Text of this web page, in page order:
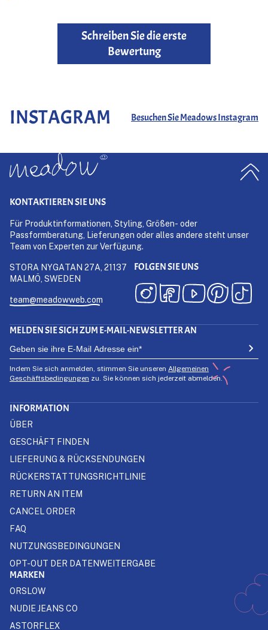
Schreiben Sie die erste
Bewertung
INSTAGRAM Besuchen Sie Meadows Instagram
KONTAKTIEREN SIE UNS
Für Produktinformationen, Styling, Größen- oder
Passformberatung, Lieferungen oder alles andere steht unser
Team von Experten zur Verfügung.
STORA NYGATAN 27A, 21137
MALMÖ, SWEDEN
team@meadowweb.com
FOLGEN SIE UNS
MELDEN SIE SICH ZUM E-MAIL-NEWSLETTER AN
Indem Sie sich anmelden, stimmen Sie unseren Allgemeinen
Geschäftsbedingungen zu. Sie können sich jederzeit abmelden.
INFORMATION
ÜBER
GESCHÄFT FINDEN
LIEFERUNG & RÜCKSENDUNGEN
RÜCKERSTATTUNGSRICHTLINIE
RETURN AN ITEM
CANCEL ORDER
FAQ
NUTZUNGSBEDINGUNGEN
OPT-OUT DER DATENWEITERGABE
MARKEN
ORSLOW
NUDIE JEANS CO
ASTORFLEX